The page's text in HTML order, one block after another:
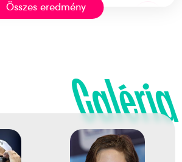
gyors
olimpiai játékok
Összes eredmény
Galéria